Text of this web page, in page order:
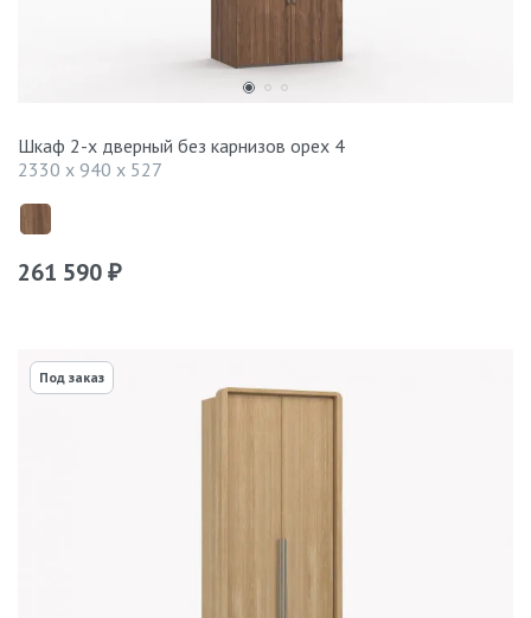
Шкаф 2-х дверный без карнизов орех 4
2330 x 940 x 527
261 590 ₽
Под заказ